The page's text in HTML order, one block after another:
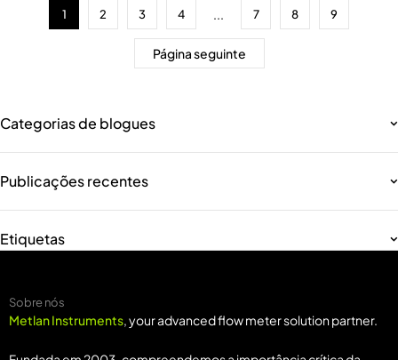
1 2 3 4 ... 7 8 9
Página seguinte
Categorias de blogues
Publicações recentes
Etiquetas
Sobre nós
Metlan Instruments, your advanced flow meter solution partner.